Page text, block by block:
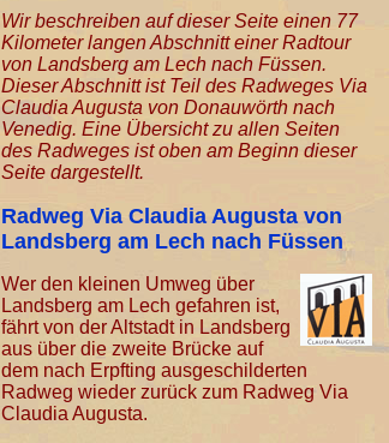
Wir beschreiben auf dieser Seite einen 77
Kilometer langen Abschnitt einer Radtour
von Landsberg am Lech nach Füssen.
Dieser Abschnitt ist Teil des Radweges Via
Claudia Augusta von Donauwörth nach
Venedig. Eine Übersicht zu allen Seiten
des Radweges ist oben am Beginn dieser
Seite dargestellt.
Radweg Via Claudia Augusta von
Landsberg am Lech nach Füssen
Wer den kleinen Umweg über
Landsberg am Lech gefahren ist,
fährt von der Altstadt in Landsberg
aus über die zweite Brücke auf
dem nach Erpfting ausgeschilderten
Radweg wieder zurück zum Radweg Via
Claudia Augusta.